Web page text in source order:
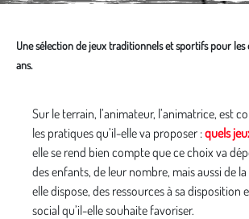
Une sélection de jeux traditionnels et sportifs pour les
ans.
Sur le terrain, l’animateur, l’animatrice, est
les pratiques qu’il-elle va proposer :quels
elle se rend bien compte que ce choix va
des enfants, de leur nombre, mais aussi de
elle dispose, des ressources à sa disposition
social qu’il-elle souhaite favoriser.